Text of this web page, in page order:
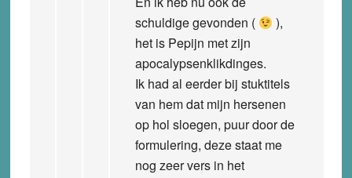
schuldige gevonden (
),
het is Pepijn met zijn
apocalypsenklikdinges.
Ik had al eerder bij stuktitels
van hem dat mijn hersenen
op hol sloegen, puur door de
formulering, deze staat me
nog zeer vers in het